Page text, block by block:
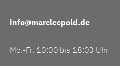
info@marcleopold.de
Mo.-Fr. 10:00 bis 18:00 Uhr